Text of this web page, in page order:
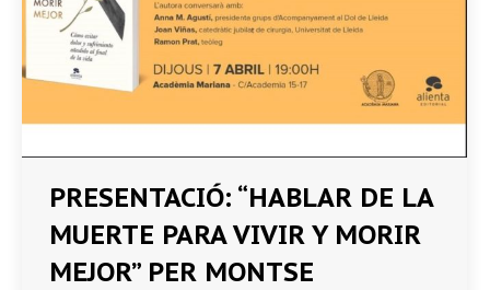
PRESENTACIÓ: “HABLAR DE LA
MUERTE PARA VIVIR Y MORIR
MEJOR” PER MONTSE